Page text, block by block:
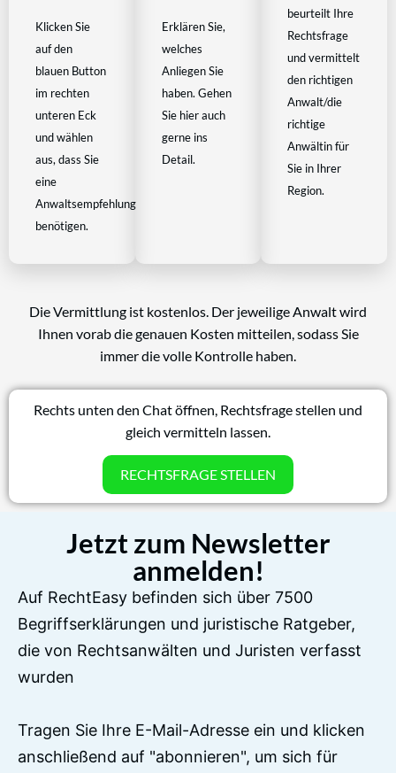
Klicken Sie
auf den
blauen Button
im rechten
unteren Eck
und wählen
aus, dass Sie
eine
Anwaltsempfehlung
benötigen.
Erklären Sie,
welches
Anliegen Sie
haben. Gehen
Sie hier auch
gerne ins
Detail.
beurteilt Ihre
Rechtsfrage
und vermittelt
den richtigen
Anwalt/die
richtige
Anwältin für
Sie in Ihrer
Region.
Die Vermittlung ist kostenlos. Der jeweilige Anwalt wird
Ihnen vorab die genauen Kosten mitteilen, sodass Sie
immer die volle Kontrolle haben.
Rechts unten den Chat öffnen, Rechtsfrage stellen und
gleich vermitteln lassen.
RECHTSFRAGE STELLEN
Jetzt zum Newsletter
anmelden!
Auf RechtEasy befinden sich über 7500
Begriffserklärungen und juristische Ratgeber,
die von Rechtsanwälten und Juristen verfasst
wurden
Tragen Sie Ihre E-Mail-Adresse ein und klicken
anschließend auf "abonnieren", um sich für